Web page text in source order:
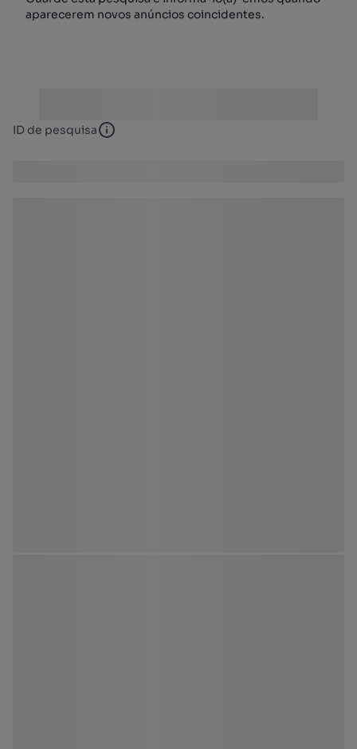
aparecerem novos anúncios coincidentes.
ID de pesquisa ID de pesquisa